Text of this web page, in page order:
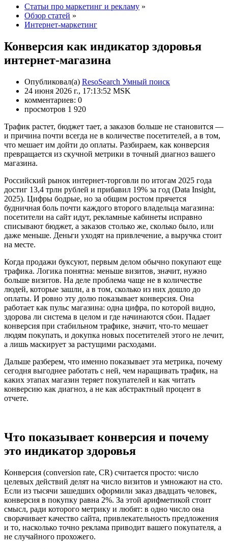
Статьи про маркетинг и рекламу »
Обзор статей »
Интернет-маркетинг
Конверсия как индикатор здоровья
интернет-магазина
Опубликовал(а) ResoSearch Умный поиск
24 июня 2026 г., 17:13:52 MSK
комментариев: 0
просмотров 1 920
Трафик растет, бюджет тает, а заказов больше не становится —
и причина почти всегда не в количестве посетителей, а в том,
что мешает им дойти до оплаты. Разбираем, как конверсия
превращается из скучной метрики в точный диагноз вашего
магазина.
Российский рынок интернет-торговли по итогам 2025 года
достиг 13,4 трлн рублей и прибавил 19% за год (Data Insight,
2025). Цифры бодрые, но за общим ростом прячется
будничная боль почти каждого второго владельца магазина:
посетители на сайт идут, рекламные кабинеты исправно
списывают бюджет, а заказов столько же, сколько было, или
даже меньше. Деньги уходят на привлечение, а выручка стоит
на месте.
Когда продажи буксуют, первым делом обычно покупают еще
трафика. Логика понятна: меньше визитов, значит, нужно
больше визитов. На деле проблема чаще не в количестве
людей, которые зашли, а в том, сколько из них дошло до
оплаты. И ровно эту долю показывает конверсия. Она
работает как пульс магазина: одна цифра, по которой видно,
здорова ли система в целом и где начинаются сбои. Падает
конверсия при стабильном трафике, значит, что-то мешает
людям покупать, и докупка новых посетителей этого не лечит,
а лишь маскирует за растущими расходами.
Дальше разберем, что именно показывает эта метрика, почему
сегодня выгоднее работать с ней, чем наращивать трафик, на
каких этапах магазин теряет покупателей и как читать
конверсию как диагноз, а не как абстрактный процент в
отчете.
Что показывает конверсия и почему
это индикатор здоровья
Конверсия (conversion rate, CR) считается просто: число
целевых действий делят на число визитов и умножают на сто.
Если из тысячи зашедших оформили заказ двадцать человек,
конверсия в покупку равна 2%. За этой арифметикой стоит
смысл, ради которого метрику и любят: в одно число она
сворачивает качество сайта, привлекательность предложения
и то, насколько точно реклама приводит вашего покупателя, а
не случайного прохожего.